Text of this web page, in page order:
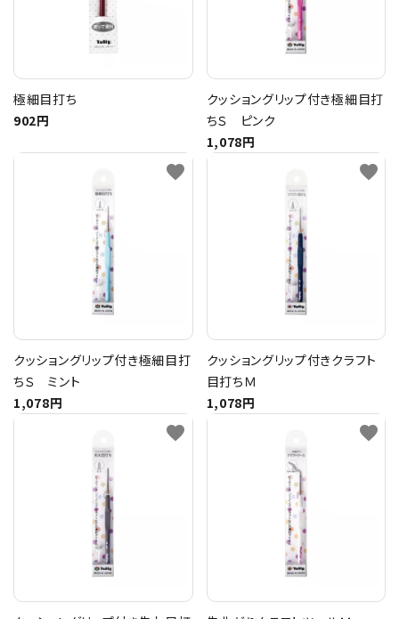
極細目打ち
902円
クッショングリップ付き極細目打
ちＳ ピンク
1,078円
クッショングリップ付き極細目打
ちＳ ミント
1,078円
favorite
クッショングリップ付きクラフト
目打ちＭ
1,078円
favorite
favorite favorite